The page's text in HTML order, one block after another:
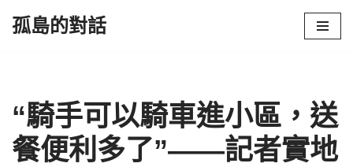
孤島的對話
“騎手可以騎車進小區，送
餐便利多了”——記者實地